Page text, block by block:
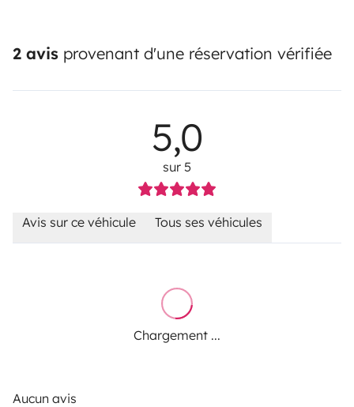
2 avis provenant d'une réservation vérifiée
5,0
sur 5
Avis sur ce véhicule Tous ses véhicules
Chargement ...
Aucun avis